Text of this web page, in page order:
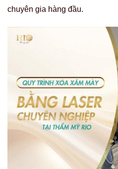
chuyên gia hàng đầu.